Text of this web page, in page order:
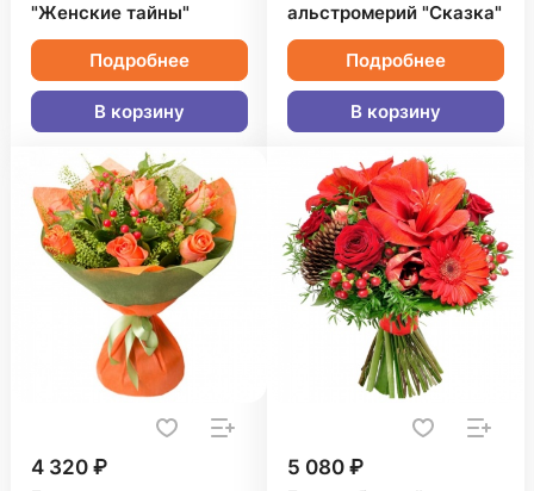
"Женские тайны"
Подробнее
В корзину
альстромерий "Сказка"
Подробнее
В корзину
4 320 ₽ 5 080 ₽